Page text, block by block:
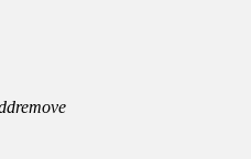
remove